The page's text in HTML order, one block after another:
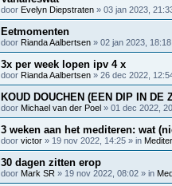
door Evelyn Diepstraten » 03 jan 2023,
Eetmomenten
door Rianda Aalbertsen » 02 jan 2023, 18:18
3x per week lopen ipv 4 x
door Rianda Aalbertsen » 26 dec 2022,
KOUD DOUCHEN (EEN DIP IN DE
door Michael van der Poel » 01 dec 2022,
3 weken aan het mediteren: wat
door victor » 19 nov 2022, 14:25 » in
30 dagen zitten erop
door Mark SR » 19 nov 2022, 08:02 » in